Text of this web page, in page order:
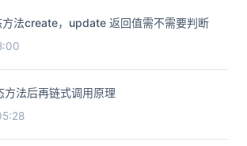
法create，update 返回值需不需要判断
法后再链式调用原理